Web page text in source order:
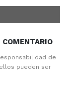
de
pueden ser